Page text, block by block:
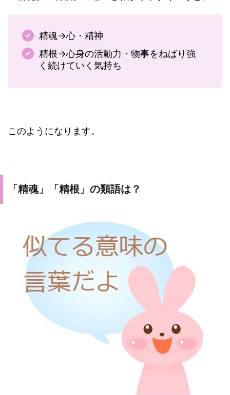
精魂→心・精神
精根→心身の活動力・物事をねばり強
く続けていく気持ち
このようになります。
「精魂」「精根」の類語は？